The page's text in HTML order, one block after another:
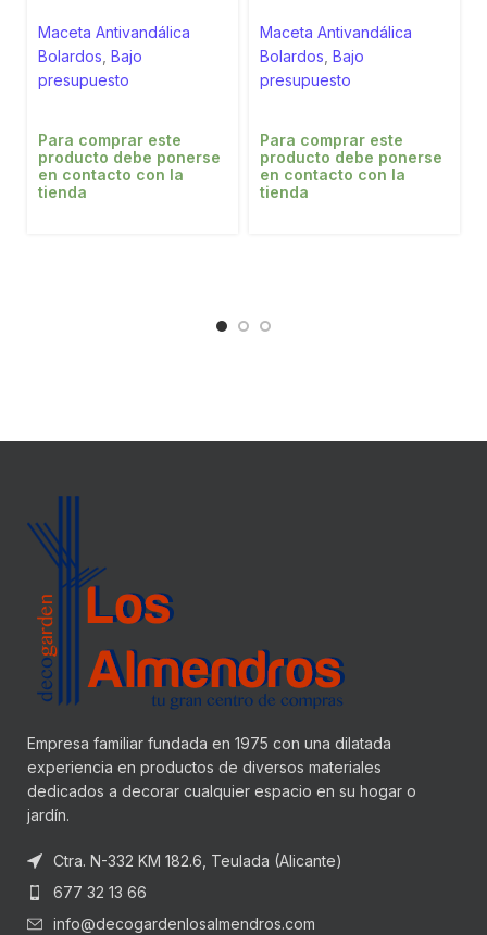
Maceta Antivandálica
Bolardos ,Bajo
presupuesto
Para comprar este
producto debe ponerse
en contacto con la
tienda
Maceta Antivandálica
Bolardos Bajo
presupuesto
Para comprar este
producto debe ponerse
en contacto con la
tienda
Empresa familiar fundada en 1975 con una dilatada
experiencia en productos de diversos materiales
dedicados a decorar cualquier espacio en su hogar o
jardín.
Ctra. N-332 KM 182.6, Teulada (Alicante)
677 32 13 66
info@decogardenlosalmendros.com